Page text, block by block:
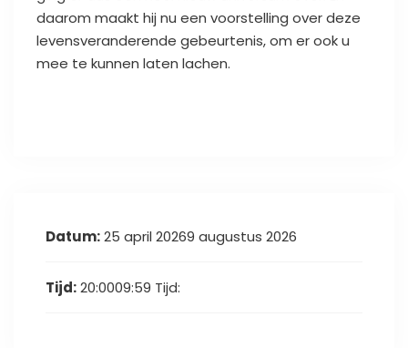
daarom maakt hij nu een voorstelling over deze
levensveranderende gebeurtenis, om er ook u
mee te kunnen laten lachen.
Datum:25 april 20269 augustus 2026
Tijd:20:0009:59 Tijd: